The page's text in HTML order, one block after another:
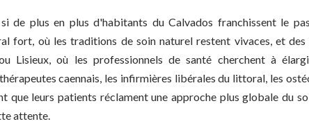
de plus en plus d'habitants du Calvados franchissent le
fort, où les traditions de soin naturel restent vivaces, et des
Lisieux, où les professionnels de santé cherchent à
caennais, les infirmières libérales du littoral, les
que leurs patients réclament une approche plus globale du
attente.